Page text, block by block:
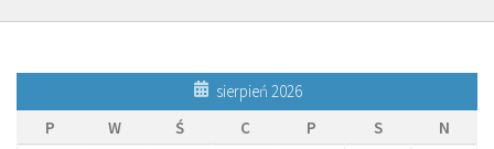
sierpień 2026
P
W Ś C P S
N